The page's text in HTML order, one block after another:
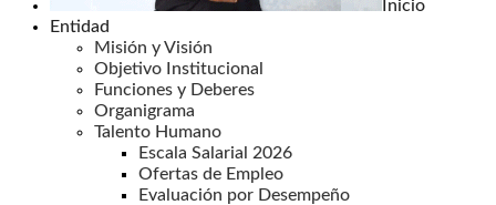
Inicio
Entidad
Misión y Visión
Objetivo Institucional
Funciones y Deberes
Organigrama
Talento Humano
Escala Salarial 2026
Ofertas de Empleo
Evaluación por Desempeño